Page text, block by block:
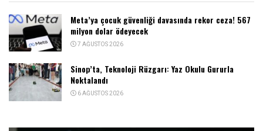
Meta’ya çocuk güvenliği davasında rekor ceza! 567
milyon dolar ödeyecek
7 AĞUSTOS 2026
Sinop’ta, Teknoloji Rüzgarı: Yaz Okulu Gururla
Noktalandı
6 AĞUSTOS 2026